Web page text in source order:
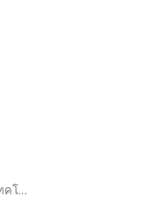
กลุ่มเครือข่ายครูแนะแนว มหาวิทยาลัยเทคโนโลยีราชมงคลธัญบุรี